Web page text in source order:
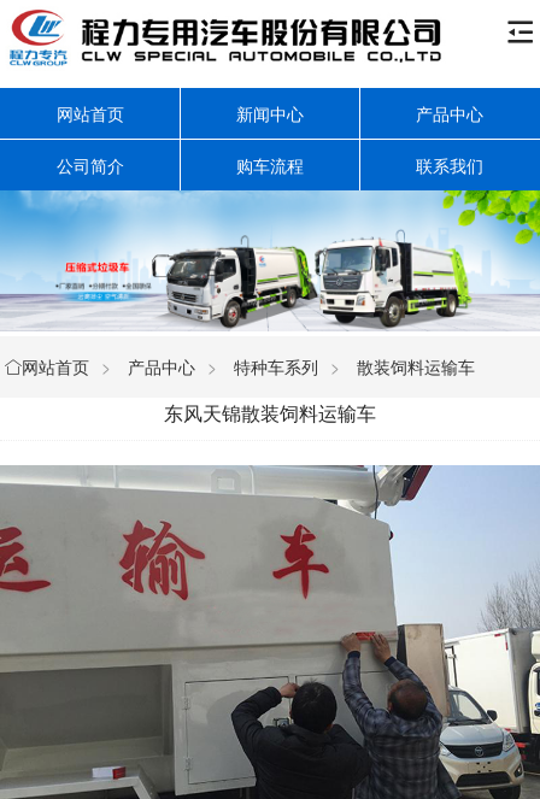

网站首页 新闻中心 产品中心
公司简介 购车流程 联系我们
网站首页 > 产品中心 > 特种车系列 > 散装饲料运输车
东风天锦散装饲料运输车